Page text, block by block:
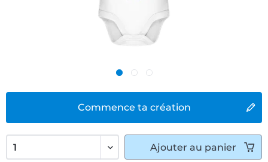
Commence ta création
Ajouter au panier